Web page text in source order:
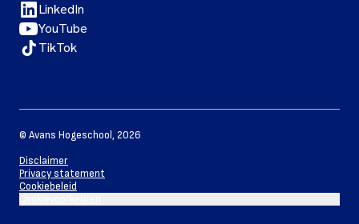
LinkedIn
YouTube
TikTok
© Avans Hogeschool,2026
Disclaimer
Privacy statement
Cookiebeleid